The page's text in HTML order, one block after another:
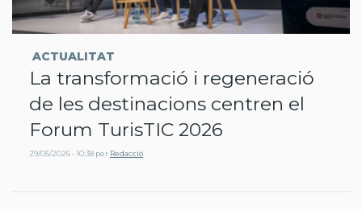
ACTUALITAT
La transformació i regeneració
de les destinacions centren el
Forum TurisTIC 2026
29/05/2026 - 10:38 per Redacció